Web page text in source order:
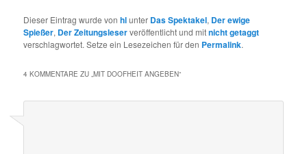
Dieser Eintrag wurde vonhlunter Das Spektakel, Der ewige
Spießer, Der Zeitungsleserveröffentlicht und mitnicht getaggt
verschlagwortet. Setze ein Lesezeichen für den Permalink.
4 KOMMENTARE ZU „MIT DOOFHEIT ANGEBEN“